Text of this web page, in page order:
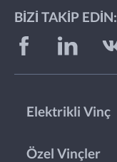
BIZI TAKIP EDIN:
Elektrikli Vinç
Özel Vinçler